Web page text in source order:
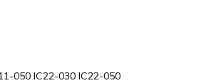
050 IC22-030 IC22-050